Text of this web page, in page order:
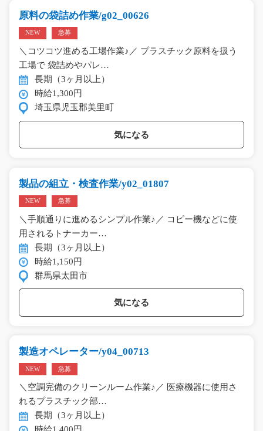
原料の袋詰め作業/g02_00626
NEW 急募
＼コツコツ進める工場作業♪／ プラスチック原料を扱う
工場で 袋詰めやパレ…
長期（3ヶ月以上）
時給1,300円
埼玉県児玉郡美里町
気になる
製品の組立・検査作業/y02_01807
NEW 急募
＼手順通りに進めるシンプル作業♪／ コピー機などに使
用されるトナーカー…
長期（3ヶ月以上）
時給1,150円
群馬県太田市
気になる
製造オペレーター/y04_00713
NEW 急募
＼空調完備のクリーンルーム作業♪／ 医療機器に使用さ
れるプラスチック部…
長期（3ヶ月以上）